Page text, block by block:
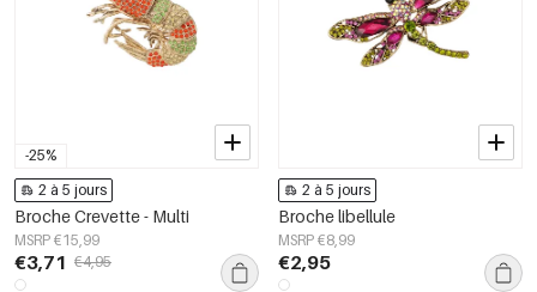
-25%
2 à 5 jours
Broche Crevette - Multi
MSRP €15,99
€3,71 €4,95
2 à 5 jours
Broche libellule
MSRP €8,99
€2,95